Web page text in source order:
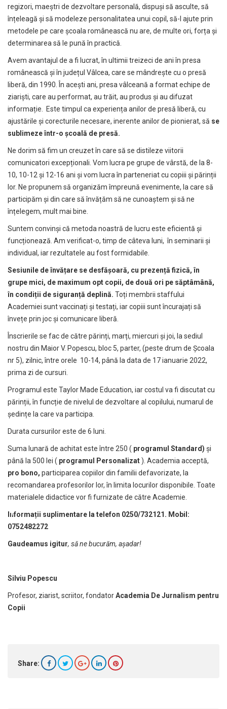
regizori, maeștri de dezvoltare personală, dispuși să asculte, să
înțeleagă și să modeleze personalitatea unui copil, să-l ajute prin
metodele pe care școala românească nu are, de multe ori, forța și
determinarea să le pună în practică.
Avem avantajul de a fi lucrat, în ultimii treizeci de ani în presa
românească și în județul Vâlcea, care se mândrește cu o presă
liberă, din 1990. În acești ani, presa vâlceană a format echipe de
ziariști, care au performat, au trăit, au produs și au difuzat
informație. Este timpul ca experiența anilor de presă liberă, cu
ajustările și corecturile necesare, inerente anilor de pionierat, să se
sublimeze într-o școală de presă.
Ne dorim să fim un creuzet în care să se distileze viitorii
comunicatori excepționali. Vom lucra pe grupe de vârstă, de la 8-
10, 10-12 și 12-16 ani și vom lucra în parteneriat cu copiii și părinții
lor. Ne propunem să organizăm împreună evenimente, la care să
participăm și din care să învățăm să ne cunoaștem și să ne
înțelegem, mult mai bine.
Suntem convinși că metoda noastră de lucru este eficientă și
funcționează. Am verificat-o, timp de câteva luni, în seminarii și
individual, iar rezultatele au fost formidabile.
Sesiunile de învățare se desfășoară, cu prezență fizică, în
grupe mici, de maximum opt copii, de două ori pe săptâmână,
în condiții de siguranță deplină. Toți membrii staffului
Academiei sunt vaccinați și testați, iar copiii sunt încurajați să
învețe prin joc și comunicare liberă.
Înscrierile se fac de către părinți, marți, miercuri și joi, la sediul
nostru din Maior V. Popescu, bloc 5, parter, (peste drum de Școala
nr 5), zilnic, între orele 10-14, până la data de 17 ianuarie 2022,
prima zi de cursuri.
Programul este Taylor Made Education, iar costul va fi discutat cu
părinții, în funcție de nivelul de dezvoltare al copilului, numarul de
ședințe la care va participa.
Durata cursurilor este de 6 luni.
Suma lunară de achitat este între 250 ( programul Standard) și
până la 500 lei ( programul Personalizat). Academia acceptă,
pro bono, participarea copiilor din familii defavorizate, la
recomandarea profesorilor lor, în limita locurilor disponibile. Toate
materialele didactice vor fi furnizate de către Academie.
Informații suplimentare la telefon 0250/732121. Mobil:
0752482272
Gaudeamus igitur, să ne bucurăm, așadar!
Silviu Popescu
Profesor, ziarist, scriitor, fondatorAcademia De Jurnalism pentru
Copii
Share: